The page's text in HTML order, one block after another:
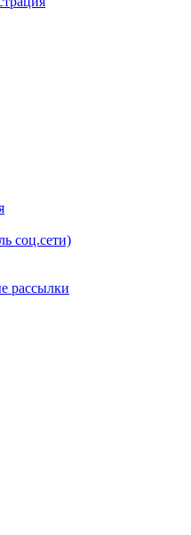
соц.сети)
рассылки